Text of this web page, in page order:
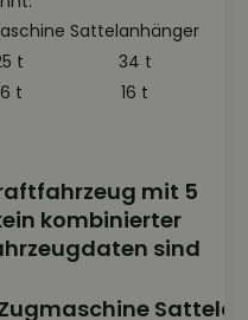
Sattelanhänger
t
34 t
t
16 t
mit 5
kombinierter
sind